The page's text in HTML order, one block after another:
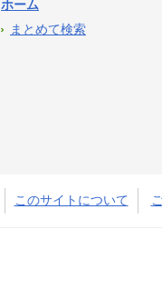
ホーム
まとめて検索
このサイトについて